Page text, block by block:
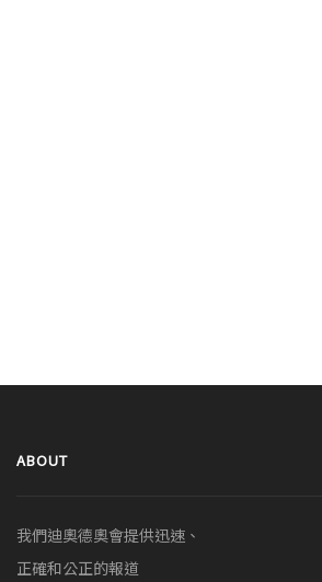
ABOUT
我們迪奧德奧會提供迅速、
正確和公正的報道